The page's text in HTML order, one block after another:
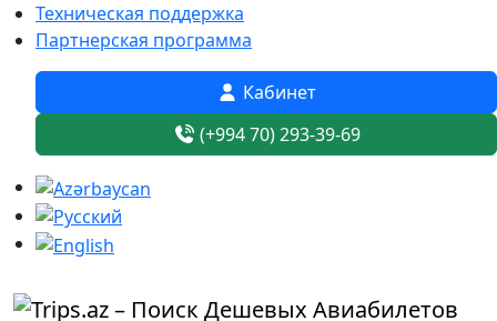
Техническая поддержка
Партнерская программа
Кабинет
(+994 70) 293-39-69